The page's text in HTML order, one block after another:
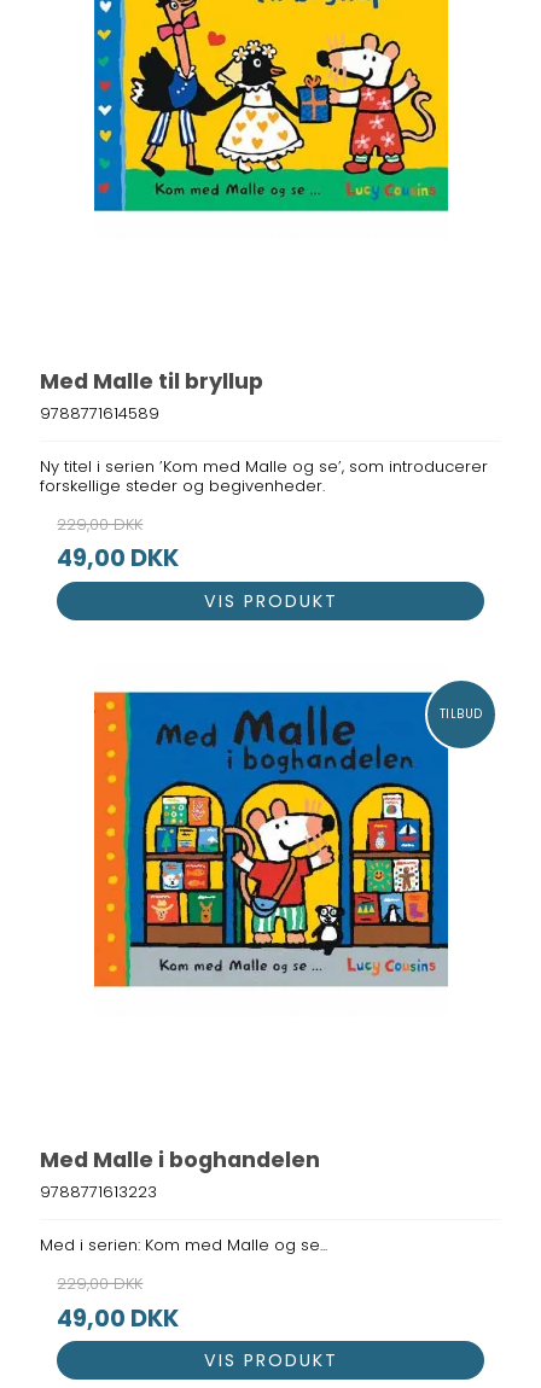
Med Malle til bryllup
9788771614589
Ny titel i serien ’Kom med Malle og se’, som introducerer
forskellige steder og begivenheder.
229,00 DKK
49,00 DKK
VIS PRODUKT
TILBUD
Med Malle i boghandelen
9788771613223
Med i serien: Kom med Malle og se...
229,00 DKK
49,00 DKK
VIS PRODUKT